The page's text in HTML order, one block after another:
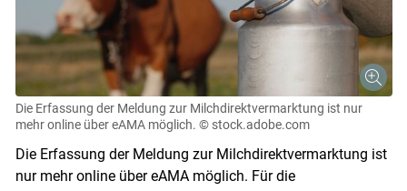
Die Erfassung der Meldung zur Milchdirektvermarktung ist nur
mehr online über eAMA möglich. © stock.adobe.com
Die Erfassung der Meldung zur Milchdirektvermarktung ist
nur mehr online über eAMA möglich. Für die